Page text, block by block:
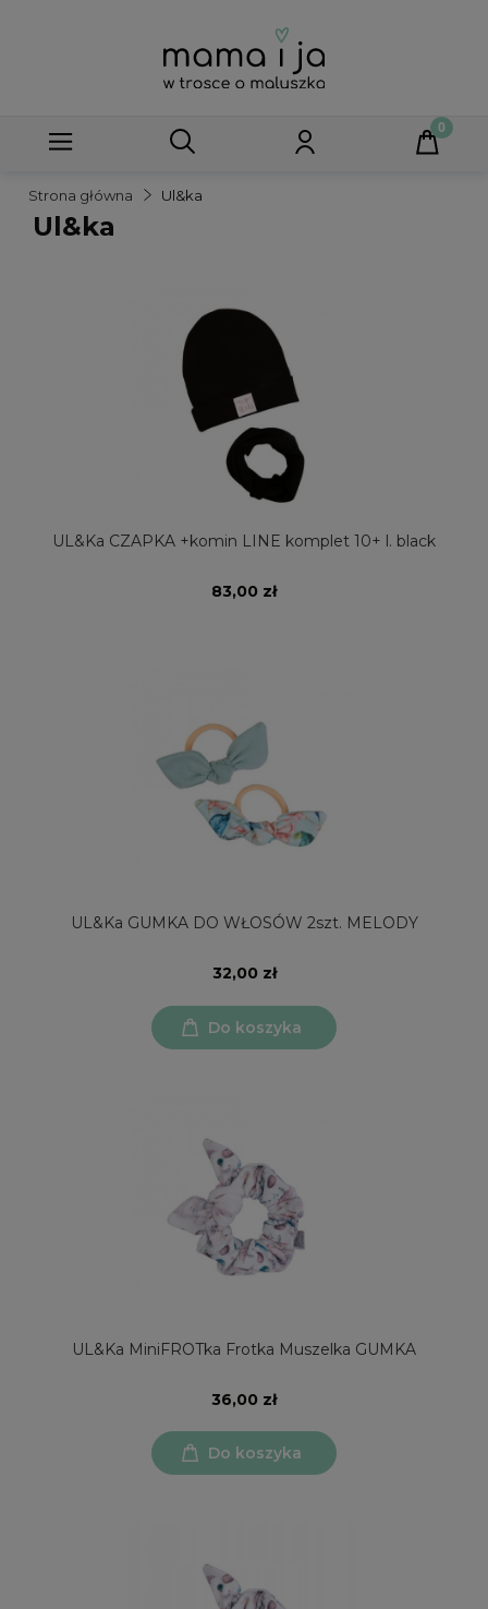
Strona główna Ul&ka
Ul&ka
UL&Ka CZAPKA +komin LINE komplet 10+ l. black
83,00 zł
UL&Ka GUMKA DO WŁOSÓW 2szt. MELODY
32,00 zł
Do koszyka
UL&Ka MiniFROTka Frotka Muszelka GUMKA
36,00 zł
Do koszyka